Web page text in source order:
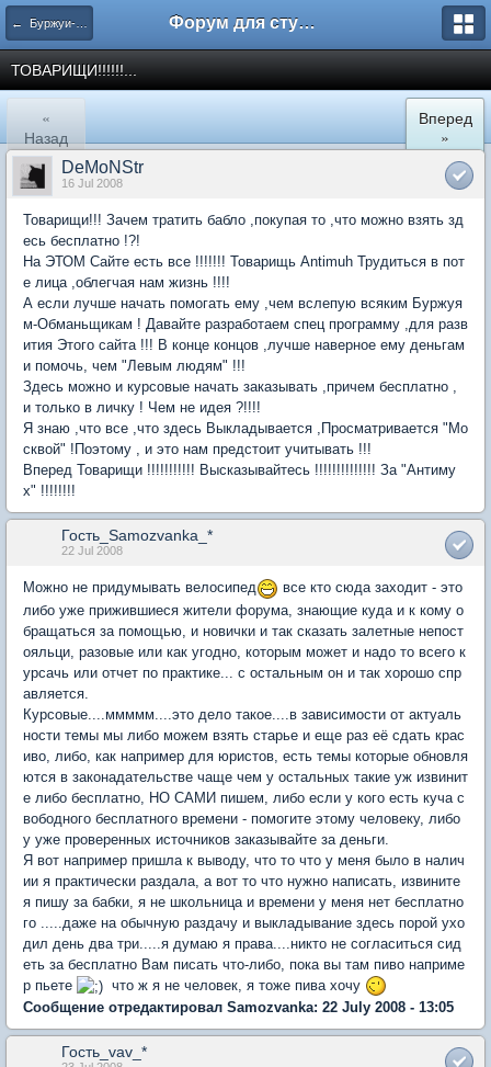
← Буржуи-обманщики Форум для студента СГА
ТОВАРИЩИ!!!!!!...
«
Назад
Вперед
»
DeMoNStr
16 Jul 2008
Товарищи!!! Зачем тратить бабло ,покупая то ,что можно взять зд
есь бесплатно !?!
На ЭТОМ Сайте есть все !!!!!!! Товарищь Antimuh Трудиться в пот
е лица ,облегчая нам жизнь !!!!
А если лучше начать помогать ему ,чем вслепую всяким Буржуя
м-Обманьщикам ! Давайте разработаем спец программу ,для разв
ития Этого сайта !!! В конце концов ,лучше наверное ему деньгам
и помочь, чем "Левым людям" !!!
Здесь можно и курсовые начать заказывать ,причем бесплатно ,
и только в личку ! Чем не идея ?!!!!
Я знаю ,что все ,что здесь Выкладывается ,Просматривается "Мо
сквой" !Поэтому , и это нам предстоит учитывать !!!
Вперед Товарищи !!!!!!!!!!! Высказывайтесь !!!!!!!!!!!!!! За "Антиму
х" !!!!!!!!
Гость_Samozvanka_*
22 Jul 2008
Можно не придумывать велосипед
все кто сюда заходит - это
либо уже прижившиеся жители форума, знающие куда и к кому о
бращаться за помощью, и новички и так сказать залетные непост
ояльци, разовые или как угодно, которым может и надо то всего к
урсачь или отчет по практике... с остальным он и так хорошо спр
авляется.
Курсовые....ммммм....это дело такое....в зависимости от актуаль
ности темы мы либо можем взять старье и еще раз её сдать крас
иво, либо, как например для юристов, есть темы которые обновля
ются в законадательстве чаще чем у остальных такие уж извинит
е либо бесплатно, НО САМИ пишем, либо если у кого есть куча с
вободного бесплатного времени - помогите этому человеку, либо
у уже проверенных источников заказывайте за деньги.
Я вот например пришла к выводу, что то что у меня было в налич
ии я практически раздала, а вот то что нужно написать, извините
я пишу за бабки, я не школьница и времени у меня нет бесплатно
го .....даже на обычную раздачу и выкладывание здесь порой ухо
дил день два три.....я думаю я права....никто не согласиться сид
еть за бесплатно Вам писать что-либо, пока вы там пиво наприме
р пьете
что ж я не человек, я тоже пива хочу
Сообщение отредактировал Samozvanka: 22 July 2008 - 13:05
Гость_vav_*